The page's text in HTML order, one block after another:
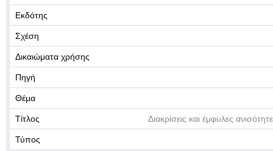
Εκδότης
Σχέση
Δικαιώματα χρήσης
Πηγή
Θέμα
Τίτλος Διακρίσεις και έμφυλες
Τύπος